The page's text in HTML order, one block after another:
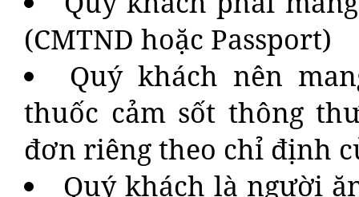
(CMTND hoặc Passport)
Quý khách nên
thuốc cảm sốt thông
đơn riêng theo chỉ định
Quý khách là người